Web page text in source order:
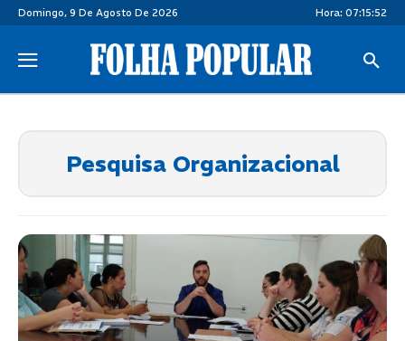
Domingo, 9 De Agosto De 2026 Hora: 07:15:52
Pesquisa Organizacional